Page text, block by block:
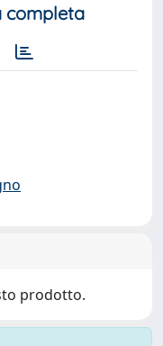
completa
prodotto.